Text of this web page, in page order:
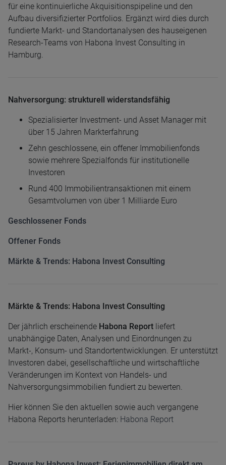
für eine kontinuierliche Akquisitionspipeline und den
Aufbau diversifizierter Portfolios. Ergänzt wird dies durch
fundierte Markt- und Standortanalysen des hauseigenen
Research-Teams von Habona Invest Consulting in
Hamburg.
Nahversorgung: strukturell widerstandsfähig
Spezialisierter Investment- und Asset Manager mit
über 15 Jahren Markterfahrung
Zehn geschlossene, ein offener Immobilienfonds
sowie mehrere Spezialfonds für institutionelle
Investoren
Rund 400 Immobilientransaktionen mit einem
Gesamtvolumen von über 1 Milliarde Euro
Geschlossener Fonds
Offener Fonds
Märkte & Trends: Habona Invest Consulting
Märkte & Trends: Habona Invest Consulting
Der jährlich erscheinende Habona Report liefert
unabhängige Daten, Analysen und Einordnungen zu
Markt-, Konsum- und Standortentwicklungen. Er unterstützt
Investoren dabei, gesellschaftliche und wirtschaftliche
Veränderungen im Kontext von Handels- und
Nahversorgungsimmobilien fundiert zu bewerten.
Hier können Sie den aktuellen sowie auch vergangene
Habona Reports herunterladen: Habona Report